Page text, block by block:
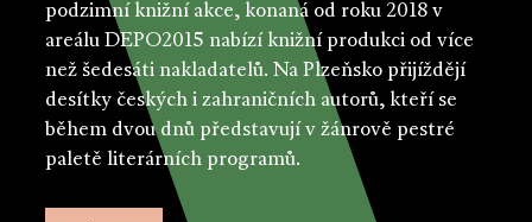
podzimní knižní akce, konaná od roku 2018 v
areálu DEPO2015 nabízí knižní produkci od více
než šedesáti nakladatelů. Na Plzeňsko přijíždějí
desítky českých i zahraničních autorů, kteří se
během dvou dnů představují v žánrově pestré
paletě literárních programů.